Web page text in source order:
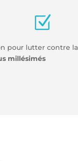
Z
pour lutter contre la
millésimés